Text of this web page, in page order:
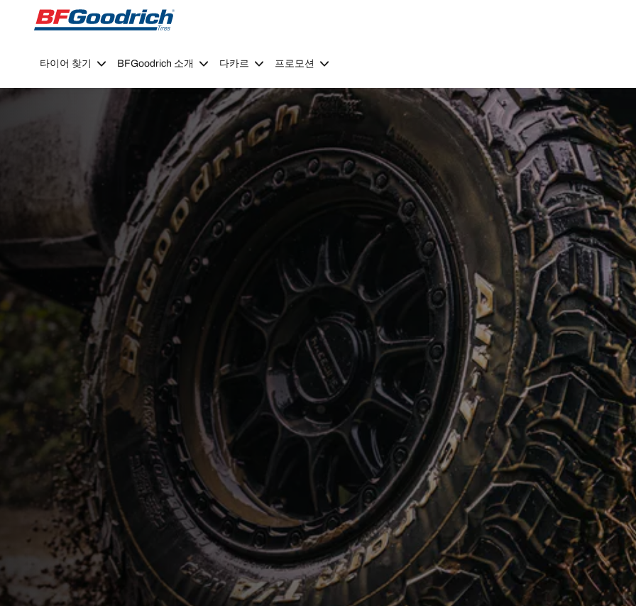
Go to page content
Go to page navigation
타이어 찾기 BFGoodrich 소개 다카르 프로모션